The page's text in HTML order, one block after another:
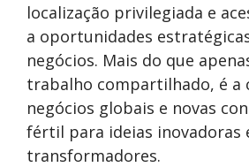
localização privilegiada e
a oportunidades
negócios. Mais do que
trabalho compartilhado, é a
negócios globais e novas
fértil para ideias inovadoras
transformadores.